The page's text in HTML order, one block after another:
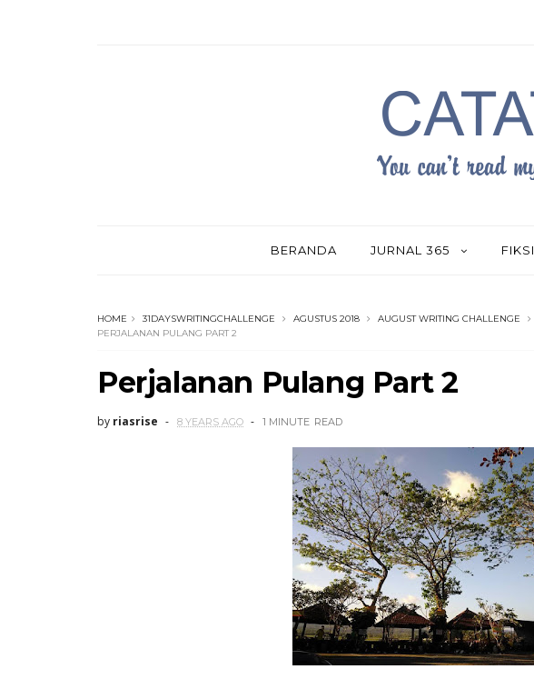
BERANDA JURNAL 365 FIKSI
HOME 31DAYSWRITINGCHALLENGE AGUSTUS 2018 AUGUST WRITING CHALLENGE
PERJALANAN PULANG PART 2
Perjalanan Pulang Part 2
by riasrise 8 YEARS AGO 1 MINUTE READ